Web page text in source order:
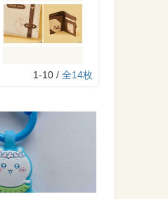
1-10 / 全14枚